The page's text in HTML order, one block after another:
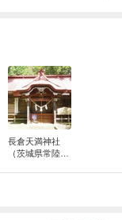
長倉天満神社
（茨城県常陸大